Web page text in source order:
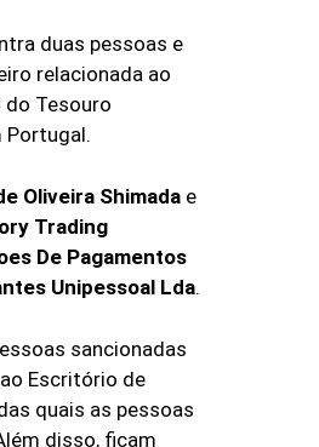
duas pessoas e
relacionada ao
do Tesouro
Portugal.
Oliveira Shimada e
Trading
De Pagamentos
Unipessoal Lda.
sancionadas
Escritório de
quais as pessoas
disso, ficam